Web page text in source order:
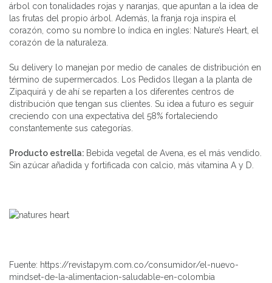
árbol con tonalidades rojas y naranjas, que apuntan a la idea de
las frutas del propio árbol. Además, la franja roja inspira el
corazón, como su nombre lo índica en ingles: Nature’s Heart, el
corazón de la naturaleza.
Su delivery lo manejan por medio de canales de distribución en
término de supermercados. Los Pedidos llegan a la planta de
Zipaquirá y de ahí se reparten a los diferentes centros de
distribución que tengan sus clientes. Su idea a futuro es seguir
creciendo con una expectativa del 58% fortaleciendo
constantemente sus categorías.
Producto estrella: Bebida vegetal de Avena, es el más vendido.
Sin azúcar añadida y fortificada con calcio, más vitamina A y D.
Fuente: https://revistapym.com.co/consumidor/el-nuevo-
mindset-de-la-alimentacion-saludable-en-colombia